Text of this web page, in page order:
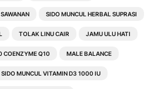
SIDO MUNCUL HERBAL SUPRASI
TOLAK LINU CAIR JAMU ULU HATI
COENZYME Q10 MALE BALANCE
SIDO MUNCUL VITAMIN D3 1000 IU